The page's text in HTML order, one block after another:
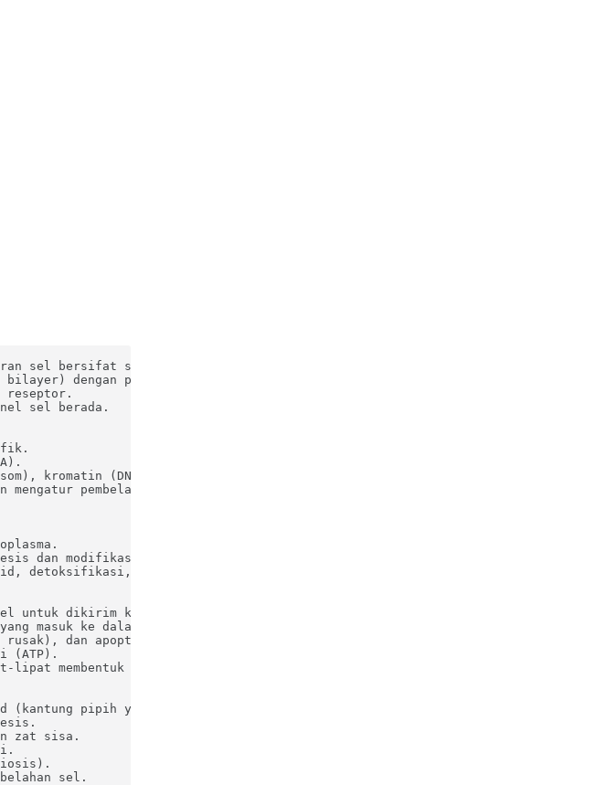
sel bersifat semipermeabel, yang berarti hanya zat-zat tertentu yang dapat
dengan protein yang tersebar di antara lapisan tersebut.
reseptor.
sel berada.
kromatin (DNA yang terikat protein).
mengatur pembelahan sel.
dan modifikasi protein.
detoksifikasi, dan penyimpanan kalsium.
untuk dikirim ke tujuan yang berbeda.
masuk ke dalam sel atau organel yang rusak.
dan apoptosis (kematian sel terprogram).
(ATP).
lipat membentuk krista).
pipih yang tersusun membentuk grana).
zat sisa.
sel.